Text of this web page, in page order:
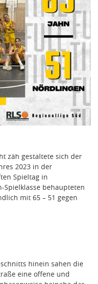
zäh gestaltete sich der
2023 in der
Spieltag in
Spielklasse behaupteten
mit 65 – 51 gegen
hinein sahen die
eine offene und